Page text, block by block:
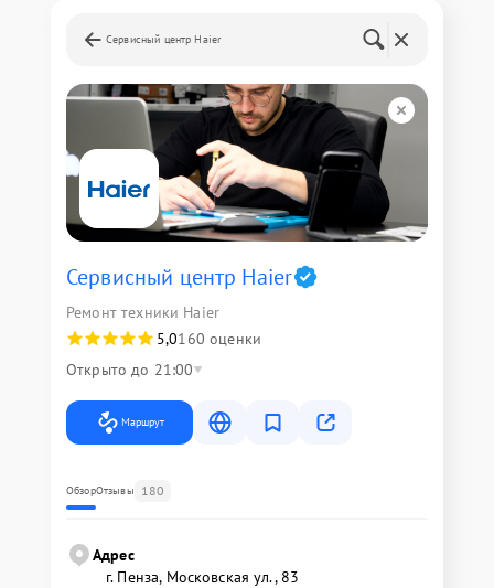
Сервисный центр Haier
Сервисный центр Haier
Ремонт техники Haier
5,0160 оценки
Открыто до 21:00
Маршрут
ОбзорОтзывы 180
Адрес
г. Пенза, Московская ул., 83